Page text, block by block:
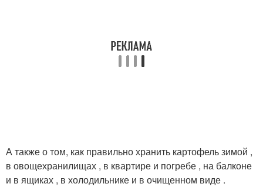
А также о том, как правильно хранить картофель зимой ,
в овощехранилищах , в квартире и погребе , на балконе
и в ящиках , в холодильнике и в очищенном виде .